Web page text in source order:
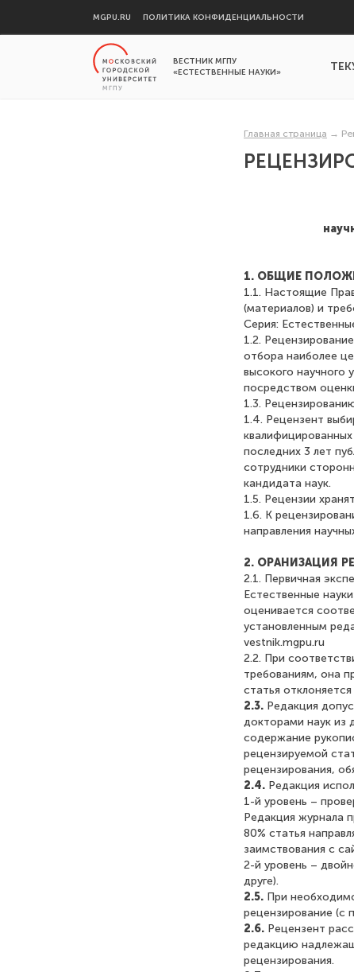
MGPU.RU ПОЛИТИКА КОНФИДЕНЦИАЛЬНОСТИ
ВЕСТНИК МГПУ
«ЕСТЕСТВЕННЫЕ НАУКИ»
Главная страница →
1. ОБЩИЕ
1.1. Настоящие
(материалов) и
Серия:
1.2.
отбора наиболее
высокого научного
посредством
1.3.
1.4. Рецензент
последних 3 лет
сотрудники
кандидата наук.
1.5. Рецензии
1.6. К
направления
2. ОРАНИЗАЦИЯ
2.1. Первичная
Естественные
оценивается
установленным
vestnik.mgpu.ru
2.2. При
требованиям, она
статья
2.3. Редакция
докторами наук из
содержание
рецензируемой
рецензирования,
2.4. Редакция
1-й уровень –
Редакция журнала
80% статья
заимствования с
2-й уровень –
друге).
2.5. При
рецензирование (с
2.6. Рецензент
редакцию
рецензирования.